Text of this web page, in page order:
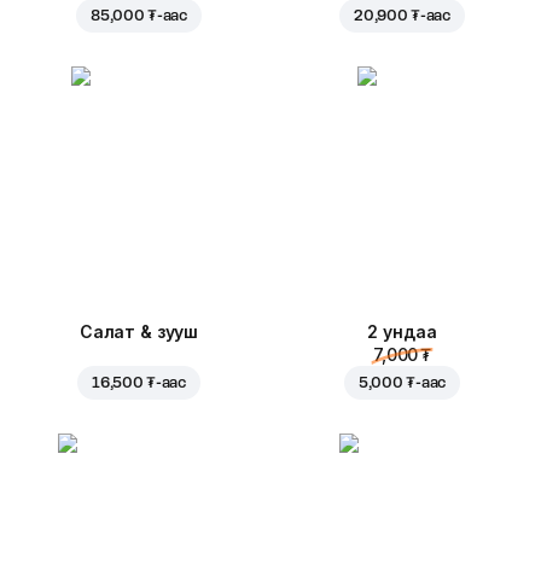
85,000 ₮-аас 20,900 ₮-аас
Салат & зууш
16,500 ₮-аас
2 ундаа
7,000 ₮
5,000 ₮-аас